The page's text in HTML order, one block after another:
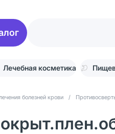
Лечебная косметика
болезней крови /